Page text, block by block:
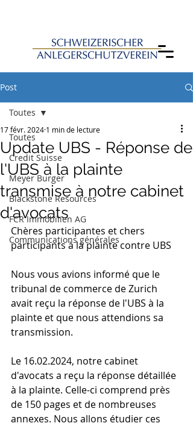
Post
Toutes
Credit Suisse
Meyer Burger
Blackstone Resources
FCR Immobilien AG
Communications générales
Toutes
Update UBS - Réponse de
l'UBS à la plainte
transmise à notre cabinet
d'avocats
17 févr. 2024 1 min de lecture
Chères participantes et chers
participants à la plainte contre UBS
Nous vous avions informé que le
tribunal de commerce de Zurich
avait reçu la réponse de l'UBS à la
plainte et que nous attendions sa
transmission.
Le 16.02.2024, notre cabinet
d'avocats a reçu la réponse détaillée
à la plainte. Celle-ci comprend près
de 150 pages et de nombreuses
annexes. Nous allons étudier ces